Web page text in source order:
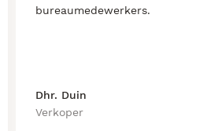
bureaumedewerkers.
Dhr. Duin
Verkoper